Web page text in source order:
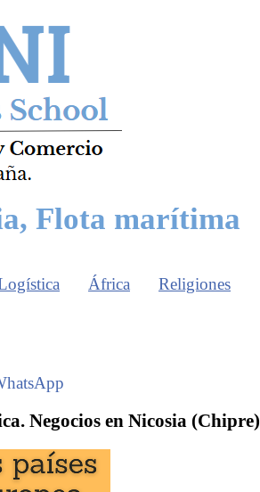
Flota marítima
África Religiones
Negocios en Nicosia (Chipre)